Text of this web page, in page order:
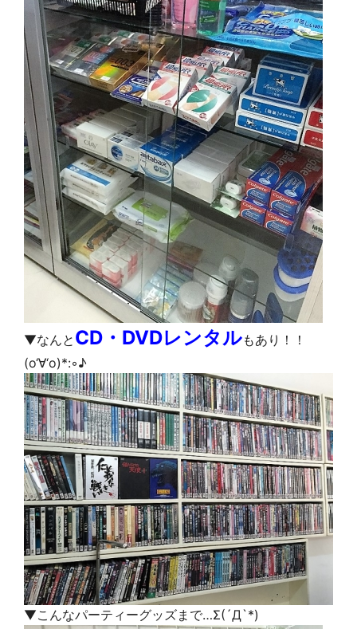
▼なんと CD・DVDレンタルもあり！！
(o‘∀‘o)*:◦♪
▼こんなパーティーグッズまで…Σ(´Д`*)